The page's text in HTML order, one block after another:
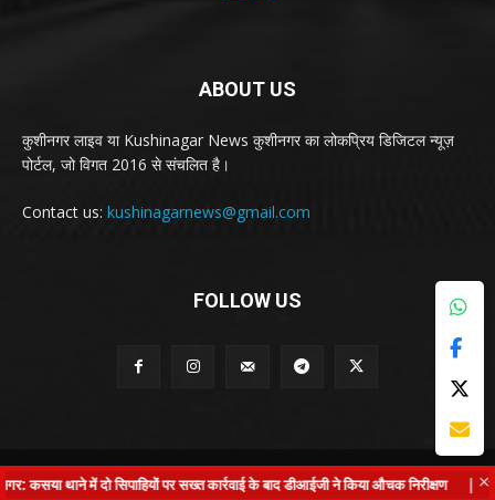
ABOUT US
कुशीनगर लाइव या Kushinagar News कुशीनगर का लोकप्रिय डिजिटल न्यूज़
पोर्टल, जो विगत 2016 से संचलित है।
Contact us: kushinagarnews@gmail.com
FOLLOW US
© Kushinagar Live - 2022 ×
थाने में दो सिपाहियों पर सख्त कार्रवाई के बाद डीआईजी ने किया औचक निरीक्षण |